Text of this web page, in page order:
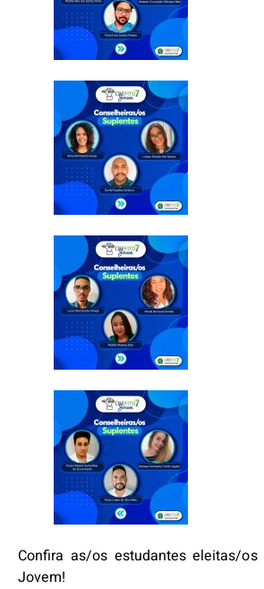
Confira as/os estudantes eleitas/os
Jovem!